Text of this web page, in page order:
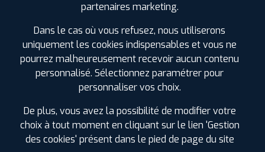
partenaires marketing.
Dans le cas où vous refusez, nous utiliserons
uniquement les cookies indispensables et vous ne
pourrez malheureusement recevoir aucun contenu
personnalisé. Sélectionnez paramétrer pour
personnaliser vos choix.
De plus, vous avez la possibilité de modifier votre
choix à tout moment en cliquant sur le lien 'Gestion
des cookies' présent dans le pied de page du site